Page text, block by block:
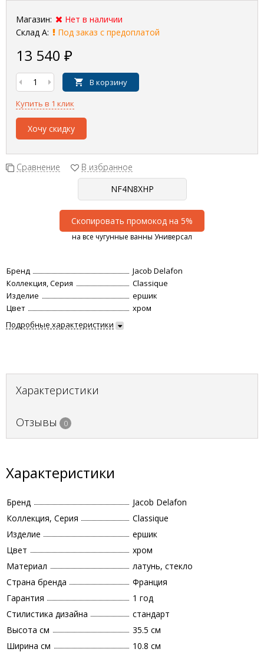
Магазин:
Нет в наличии
Склад А:
Под заказ с предоплатой
13 540 ₽
В корзину
Купить в 1 клик
Хочу скидку
Сравнение В избранное
Скопировать промокод на 5%
на все чугунные ванны Универсал
Бренд
Jacob Delafon
Коллекция, Серия
Classique
Изделие
ершик
Цвет
хром
Подробные характеристики
Характеристики
Отзывы 0
Характеристики
Бренд
Jacob Delafon
Коллекция, Серия
Classique
Изделие
ершик
Цвет
хром
Материал
латунь, стекло
Страна бренда
Франция
Гарантия
1 год
Стилистика дизайна
стандарт
Высота см
35.5 см
Ширина см
10.8 см